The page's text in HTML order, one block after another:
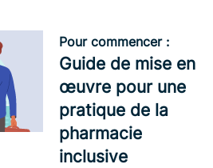
Pour commencer :
Guide de mise en
œuvre pour une
pratique de la
pharmacie
inclusive